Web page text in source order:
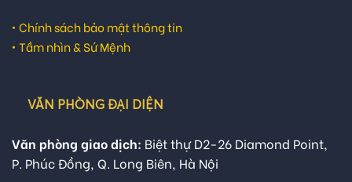
• Chính sách bảo mật thông tin
• Tầm nhìn & Sứ Mệnh
VĂN PHÒNG ĐẠI DIỆN
Văn phòng giao dịch: Biệt thự D2-26 Diamond Point,
P. Phúc Đồng, Q. Long Biên, Hà Nội